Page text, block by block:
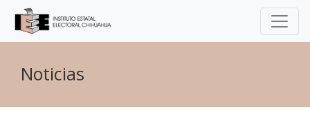
Noticias